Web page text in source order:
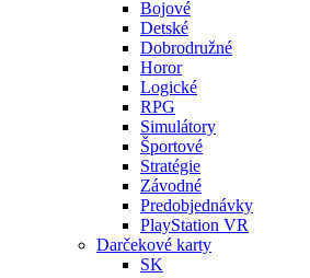
Bojové
Detské
Dobrodružné
Horor
Logické
RPG
Simulátory
Športové
Stratégie
Závodné
Predobjednávky
PlayStation VR
Darčekové karty
SK